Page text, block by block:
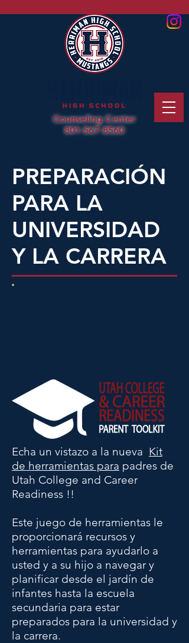
Counseling Center
801-567-8560
PREPARACIÓN
PARA LA
UNIVERSIDAD
Y LA CARRERA
Echa un vistazo a la nueva Kit
de herramientas para padres de
Utah College and Career
Readiness !!
Este juego de herramientas le
proporcionará recursos y
herramientas para ayudarlo a
usted y a su hijo a navegar y
planificar desde el jardín de
infantes hasta la escuela
secundaria para estar
preparados para la universidad y
la carrera.